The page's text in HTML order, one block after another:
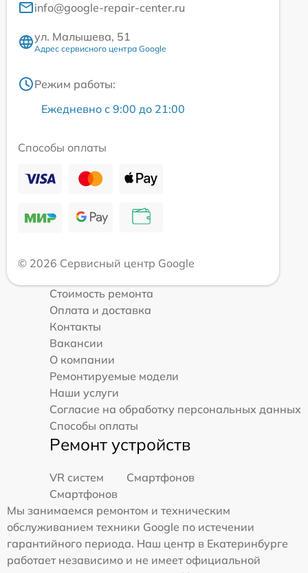
info@google-repair-center.ru
ул. Малышева, 51
Адрес сервисного центра Google
Режим работы:
Ежедневно с 9:00 до 21:00
Способы оплаты
© 2026 Сервисный центр Google
Стоимость ремонта
Оплата и доставка
Контакты
Вакансии
О компании
Ремонтируемые модели
Наши услуги
Согласие на обработку персональных данных
Способы оплаты
Ремонт устройств
VR систем
Смартфонов
Смартфонов
Мы занимаемся ремонтом и техническим
обслуживанием техники Google по истечении
гарантийного периода. Наш центр в Екатеринбурге
работает независимо и не имеет официальной